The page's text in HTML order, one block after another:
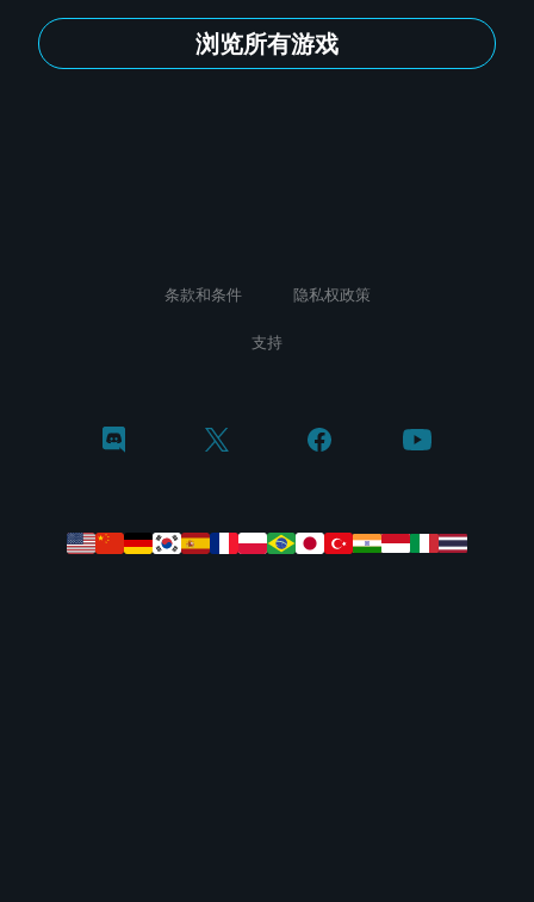
浏览所有游戏
条款和条件 隐私权政策
支持